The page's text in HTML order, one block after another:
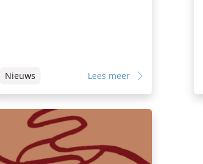
Nieuws Lees meer